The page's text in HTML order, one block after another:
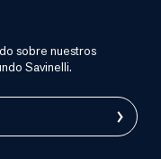
sobre nuestros
Savinelli.
›